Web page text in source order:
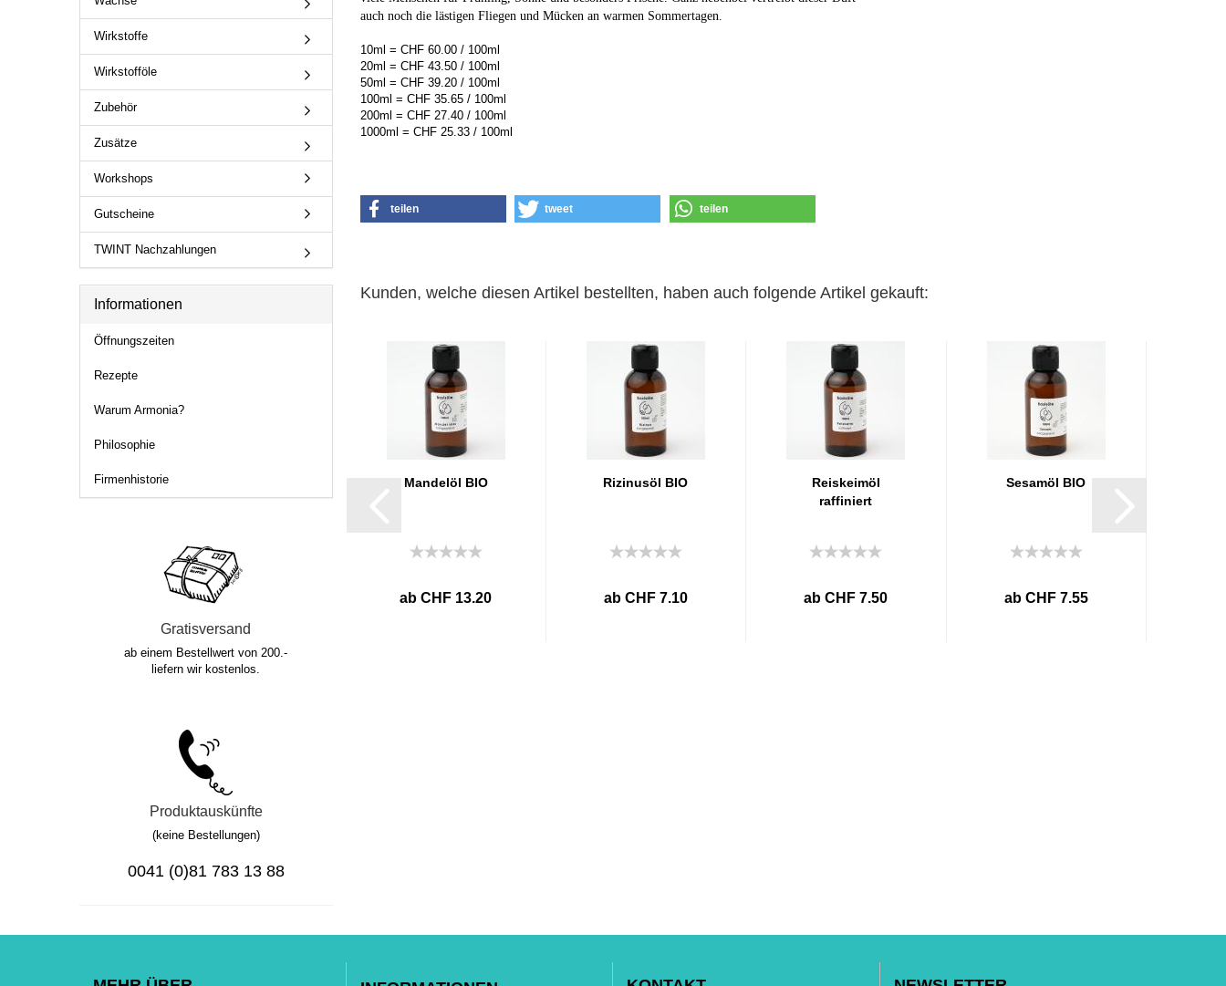
auch noch die lästigen Fliegen und Mücken an warmen Sommertagen.
10ml = CHF 60.00 / 100ml
20ml = CHF 43.50 / 100ml
50ml = CHF 39.20 / 100ml
100ml = CHF 35.65 / 100ml
200ml = CHF 27.40 / 100ml
1000ml = CHF 25.33 / 100ml
teilen tweet teilen
Kunden, welche diesen Artikel bestellten, haben auch folgende Artikel gekauft:
Mandelöl BIO
ab CHF 13.20
Rizinusöl BIO
ab CHF 7.10
Reiskeimöl
raffiniert
ab CHF 7.50
Sesamöl BIO
ab CHF 7.55
Wirkstoffe
Wirkstofföle
Zubehör
Zusätze
Workshops
Gutscheine
TWINT Nachzahlungen
Informationen
Öffnungszeiten
Rezepte
Warum Armonia?
Philosophie
Firmenhistorie
Gratisversand
ab einem Bestellwert von 200.-
liefern wir kostenlos.
Produktauskünfte
(keine Bestellungen)
0041 (0)81 783 13 88